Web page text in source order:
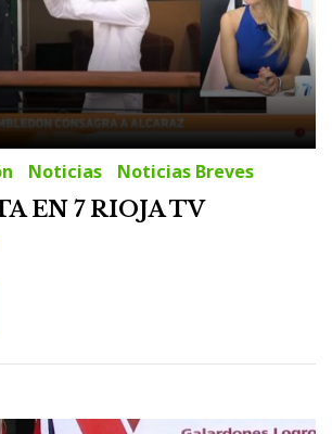
Noticias Noticias Breves
EN 7 RIOJA TV